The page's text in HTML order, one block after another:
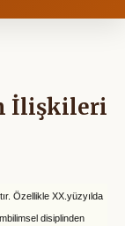
İlişkileri
Özellikle XX.yüzyılda
disiplinden